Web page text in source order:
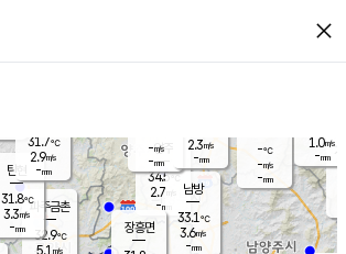
close
양주
34.5℃
2.7
-mm
파주금촌
32.9℃
5.1 m/s
-℃
-m/s
-mm
탄현
31.8℃
3.3m/s
-mm
1.0m/s
-mm
남방
33.1℃
3.6m/s
-mm
장흥면
-m/s
-mm
31.7℃
2.9m/s
-mm
2.3m/s
-mm